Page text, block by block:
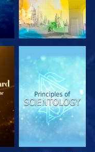
UDFORSK
SERIEN